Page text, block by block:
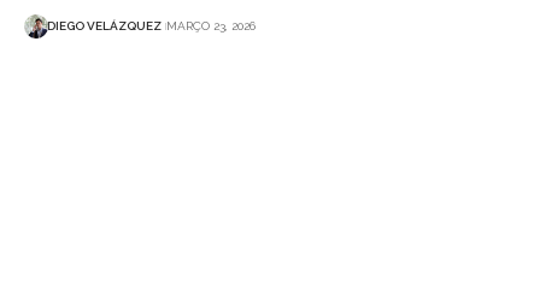
DIEGO VELÁZQUEZ MARÇO 23, 2026